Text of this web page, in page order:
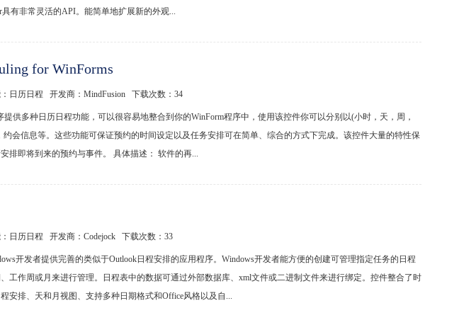
具有非常灵活的API。能简单地扩展新的外观...
for WinForms
日历日程 开发商：MindFusion 下载次数： 34
提供多种日历日程功能，可以很容易地整合到你的WinForm程序中，使用该控件你可以分别以(小时，天，周，
约会信息等。这些功能可保证预约的时间设定以及任务安排可在简单、综合的方式下完成。该控件大量的特性保
排即将到来的预约与事件。 具体描述： 软件的再...
日历日程 开发商：Codejock 下载次数： 33
开发者提供完善的类似于Outlook日程安排的应用程序。Windows开发者能方便的创建可管理指定任务的日程
工作周或月来进行管理。日程表中的数据可通过外部数据库、xml文件或二进制文件来进行绑定。控件整合了时
安排、天和月视图、支持多种日期格式和Office风格以及自...